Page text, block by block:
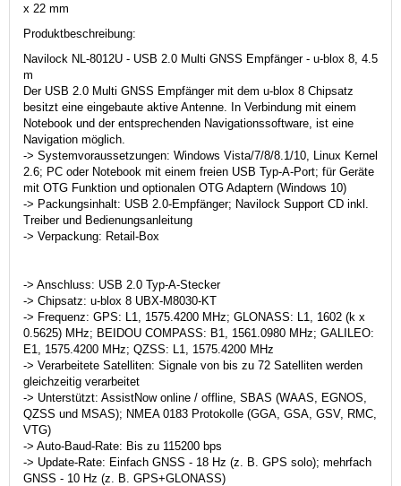
x 22 mm
Produktbeschreibung:
Navilock NL-8012U - USB 2.0 Multi GNSS Empfänger - u-blox 8, 4.5
m
Der USB 2.0 Multi GNSS Empfänger mit dem u-blox 8 Chipsatz
besitzt eine eingebaute aktive Antenne. In Verbindung mit einem
Notebook und der entsprechenden Navigationssoftware, ist eine
Navigation möglich.
-> Systemvoraussetzungen: Windows Vista/7/8/8.1/10, Linux Kernel
2.6; PC oder Notebook mit einem freien USB Typ-A-Port; für Geräte
mit OTG Funktion und optionalen OTG Adaptern (Windows 10)
-> Packungsinhalt: USB 2.0-Empfänger; Navilock Support CD inkl.
Treiber und Bedienungsanleitung
-> Verpackung: Retail-Box
-> Anschluss: USB 2.0 Typ-A-Stecker
-> Chipsatz: u-blox 8 UBX-M8030-KT
-> Frequenz: GPS: L1, 1575.4200 MHz; GLONASS: L1, 1602 (k x
0.5625) MHz; BEIDOU COMPASS: B1, 1561.0980 MHz; GALILEO:
E1, 1575.4200 MHz; QZSS: L1, 1575.4200 MHz
-> Verarbeitete Satelliten: Signale von bis zu 72 Satelliten werden
gleichzeitig verarbeitet
-> Unterstützt: AssistNow online / offline, SBAS (WAAS, EGNOS,
QZSS und MSAS); NMEA 0183 Protokolle (GGA, GSA, GSV, RMC,
VTG)
-> Auto-Baud-Rate: Bis zu 115200 bps
-> Update-Rate: Einfach GNSS - 18 Hz (z. B. GPS solo); mehrfach
GNSS - 10 Hz (z. B. GPS+GLONASS)